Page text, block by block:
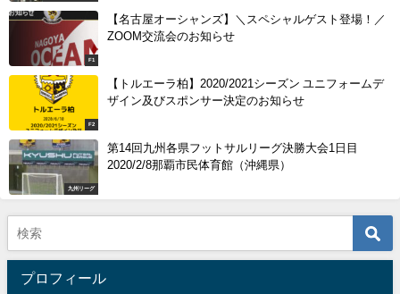
F1
【名古屋オーシャンズ】＼スペシャルゲスト登場！／
ZOOM交流会のお知らせ
F2
【トルエーラ柏】2020/2021シーズン ユニフォームデ
ザイン及びスポンサー決定のお知らせ
九州リーグ
第14回九州各県フットサルリーグ決勝大会1日目
2020/2/8那覇市民体育館（沖縄県）
プロフィール